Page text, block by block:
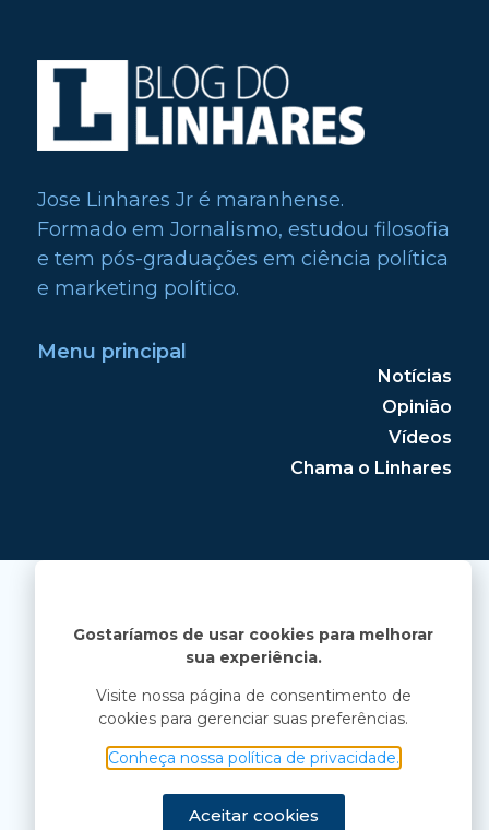
Jose Linhares Jr é maranhense.
Formado em Jornalismo, estudou filosofia
e tem pós-graduações em ciência política
e marketing político.
Menu principal
Notícias
Opinião
Vídeos
Chama o Linhares
Gostaríamos de usar cookies para melhorar
sua experiência.
Visite nossa página de consentimento de
cookies para gerenciar suas preferências.
Conheça nossa política de privacidade.
Aceitar cookies